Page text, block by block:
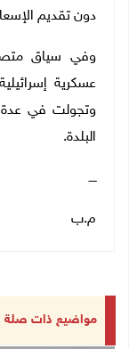
دون تقديم
وفي سياق
عسكرية
وتجولت في عدة
البلدة.
ــــ
م.ب
مواضيع ذات صلة